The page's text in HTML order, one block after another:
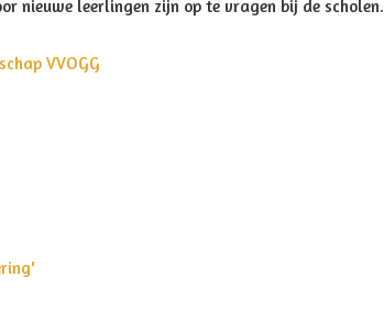
nieuwe leerlingen zijn op te vragen bij de scholen.
VVOGG